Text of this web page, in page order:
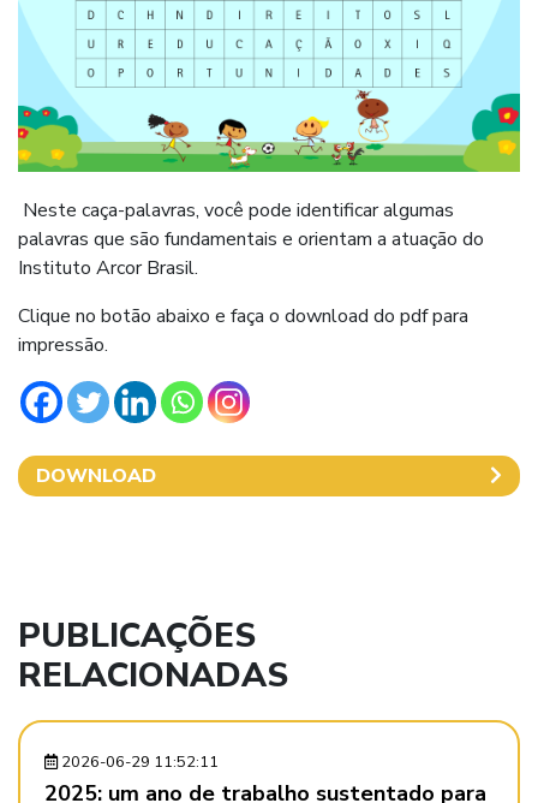
Neste caça-palavras, você pode identificar algumas
palavras que são fundamentais e orientam a atuação do
Instituto Arcor Brasil.
Clique no botão abaixo e faça o download do pdf para
impressão.
DOWNLOAD
PUBLICAÇÕES
RELACIONADAS
2026-06-29 11:52:11
2025: um ano de trabalho sustentado para